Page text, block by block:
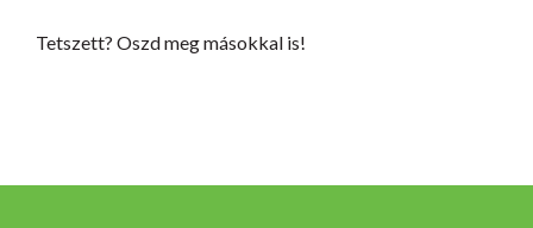
Tetszett? Oszd meg másokkal is!